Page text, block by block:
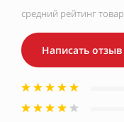
средний рейтинг
Написать отзыв